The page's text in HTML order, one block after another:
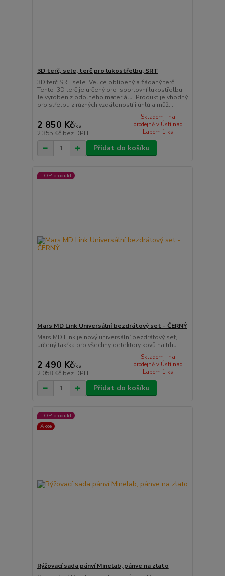
3D terč, sele, terč pro lukostřelbu, SRT
3D terč SRT sele Velice oblíbený a žádaný terč.
Tento 3D terč je určený pro sportovní lukostřelbu.
Je vyroben z odolného materiálu. Produkt je vhodný
pro střelbu z různých vzdáleností i úhlů a můž...
2 850 Kč/ks
2 355 Kč bez DPH
Skladem i na
prodejně v Ústí nad
Labem 1 ks
Přidat do košíku
TOP produkt
Mars MD Link Universální bezdrátový set - ČERNÝ
Mars MD Link je nový universální bezdrátový set,
určený takřka pro všechny detektory kovů na trhu.
2 490 Kč/ks
2 058 Kč bez DPH
Skladem i na
prodejně v Ústí nad
Labem 1 ks
Přidat do košíku
TOP produkt
Akce
Rýžovací sada pánví Minelab, pánve na zlato